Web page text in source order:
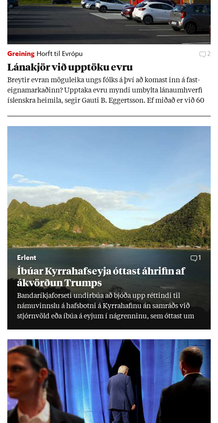
Greining Horft til Evrópu 2
Lána­kjör við upp­töku evru
Breyt­ir evr­an mögu­leika ungs fólks á því að kom­ast inn á fast­
eigna­mark­að­inn? Upp­taka evru myndi um­bylta lánaum­hverfi
ís­lenskra heim­ila, seg­ir Gauti B. Eggerts­son. Ef mið­að er við 60
Erlent 1
Íbú­ar Kyrra­hafs­eyja ótt­ast áhrif­in af
ákvörð­un Trumps
Banda­ríkja­for­seti und­ir­búa að bjóða upp rétt­indi til
námu­vinnslu á hafs­botni á Kyrra­haf­inu án sam­ráðs við
stjórn­völd eða íbúa á eyj­um í ná­grenn­inu, sem ótt­ast um